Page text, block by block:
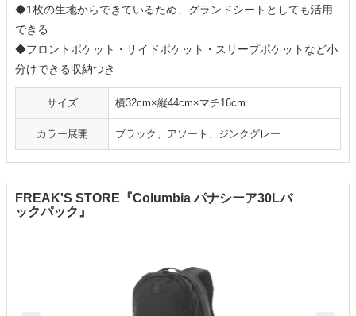
◆1枚の生地からできているため、グランドシートとしても活用
できる
◆フロントポケット・サイドポケット・スリープポケットなど小
分けできる収納つき
サイズ 横32cm×縦44cm×マチ16cm
カラー展開 ブラック、アソート、ジンクグレー
FREAK'S STORE『Columbia パナシーア30Lバ
ックパック』